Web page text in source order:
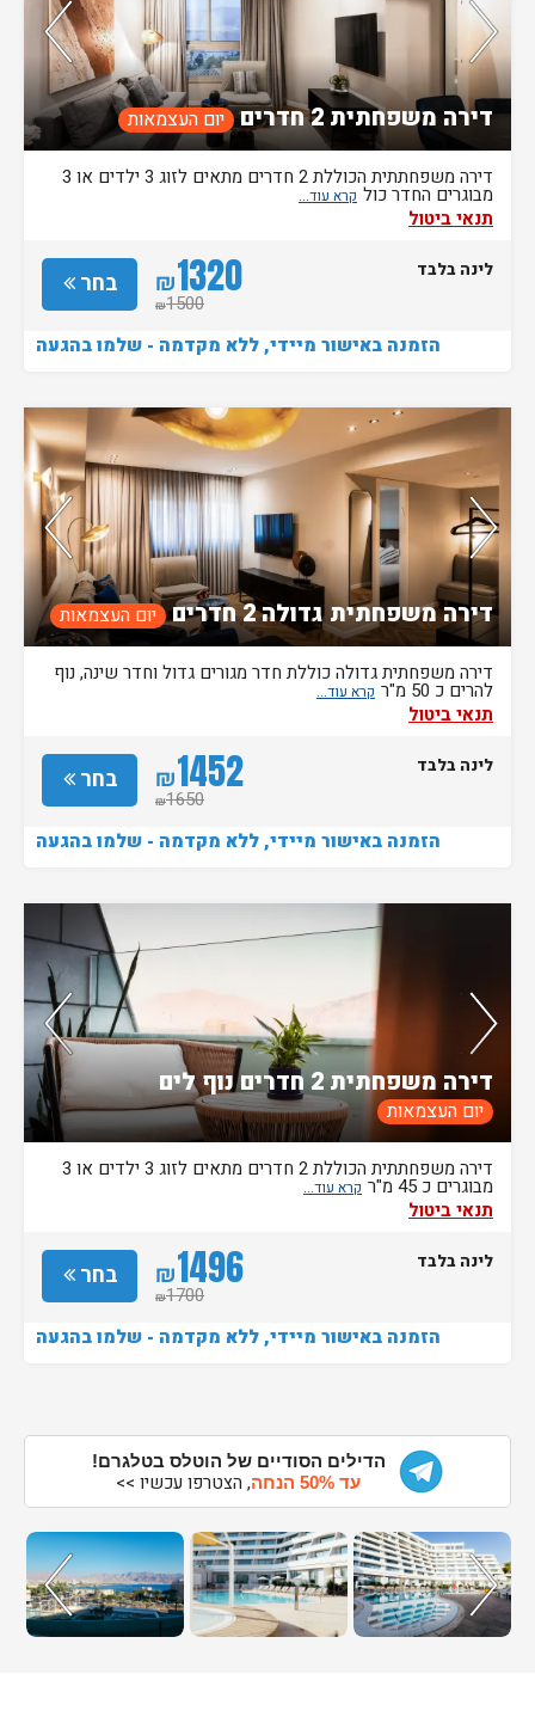
דירה משפחתית 2 חדרים יום העצמאות
דירה משפחתתית הכוללת 2 חדרים מתאים לזוג 3 ילדים או 3
מבוגרים החדר כול
תנאי ביטול
בחר ₪1320
₪1500
לינה בלבד
הזמנה באישור מיידי, ללא מקדמה - שלמו בהגעה
נותרו 3 חדרים אחרונים בממשק!
דירה משפחתית גדולה 2 חדרים יום העצמאות
דירה משפחתית גדולה כוללת חדר מגורים גדול וחדר שינה, נוף
להרים כ 50 מ"ר
תנאי ביטול
בחר ₪1452
₪1650
לינה בלבד
הזמנה באישור מיידי, ללא מקדמה - שלמו בהגעה
חדר אחרון בממשק
דירה משפחתית 2 חדרים נוף לים
יום העצמאות
דירה משפחתתית הכוללת 2 חדרים מתאים לזוג 3 ילדים או 3
מבוגרים כ 45 מ"ר
תנאי ביטול
בחר ₪1496
₪1700
לינה בלבד
הזמנה באישור מיידי, ללא מקדמה - שלמו בהגעה
הדילים הסודיים של הוטלס בטלגרם!
עד 50% הנחה
, הצטרפו עכשיו >>